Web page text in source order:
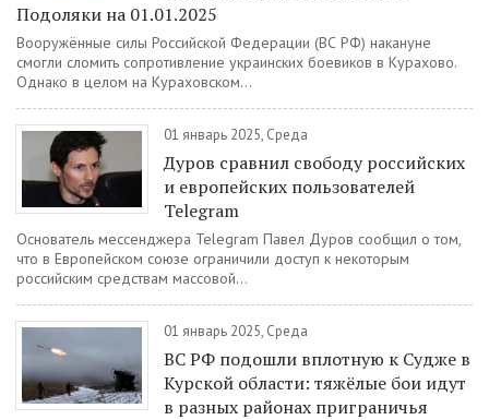
Подоляки на 01.01.2025
Вооружённые силы Российской Федерации (ВС РФ) накануне
смогли сломить сопротивление украинских боевиков в Курахово.
Однако в целом на Кураховском...
01 январь 2025, Среда
Дуров сравнил свободу российских
и европейских пользователей
Telegram
Основатель мессенджера Telegram Павел Дуров сообщил о том,
что в Европейском союзе ограничили доступ к некоторым
российским средствам массовой...
01 январь 2025, Среда
ВС РФ подошли вплотную к Судже в
Курской области: тяжёлые бои идут
в разных районах приграничья